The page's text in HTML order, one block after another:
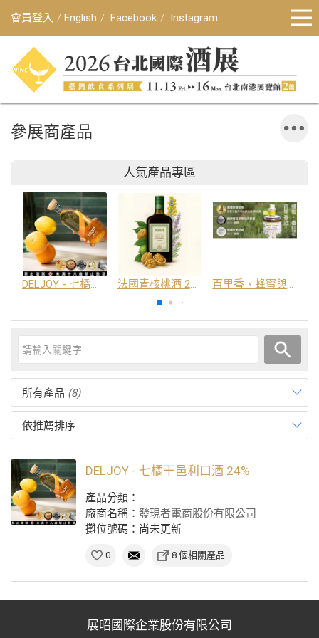
會員登入 English Facebook Instagram
參展商產品
人氣產品專區
DELJOY - 七橘干邑利口酒 24% 法國青核桃酒 25% 百里香、蜂蜜與番紅花酒
所有產品 (8)
依推薦排序
DELJOY - 七橘干邑利口酒 24%
產品分類：
廠商名稱： 發現者電商股份有限公司
攤位號碼：尚未更新
0 8 個相關產品
展昭國際企業股份有限公司